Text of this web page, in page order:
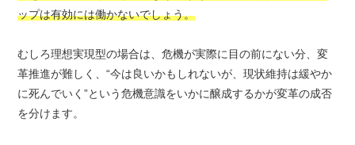
ップは有効には働かないでしょう。
むしろ理想実現型の場合は、危機が実際に目の前にない分、変
革推進が難しく、“今は良いかもしれないが、現状維持は緩やか
に死んでいく”という危機意識をいかに醸成するかが変革の成否
を分けます。